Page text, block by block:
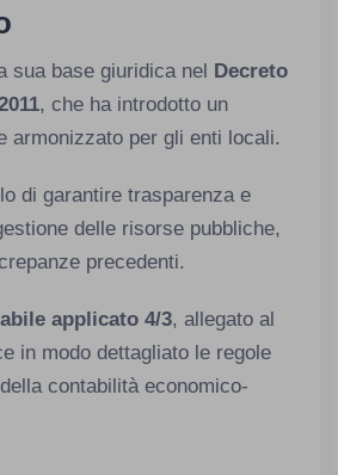
sua base giuridica nel Decreto
, che ha introdotto un
armonizzato per gli enti locali.
di garantire trasparenza e
delle risorse pubbliche,
precedenti.
applicato 4/3, allegato al
in modo dettagliato le regole
contabilità economico-